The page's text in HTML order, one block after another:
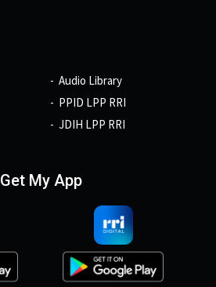
Audio Library
PPID LPP RRI
JDIH LPP RRI
Get My App